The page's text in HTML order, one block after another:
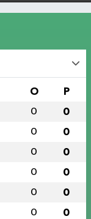
O P
0 0
0 0
0 0
0 0
0 0
0 0